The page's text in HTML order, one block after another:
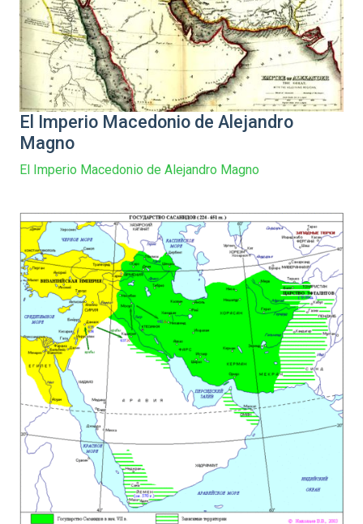
El Imperio Macedonio de Alejandro
Magno
El Imperio Macedonio de Alejandro Magno